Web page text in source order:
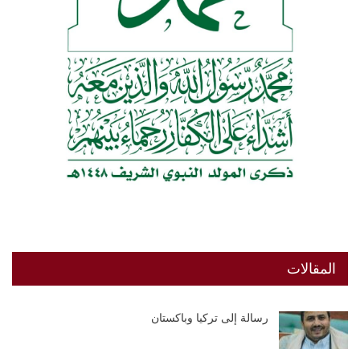
المقالات
رسالة إلى تركيا وباكستان